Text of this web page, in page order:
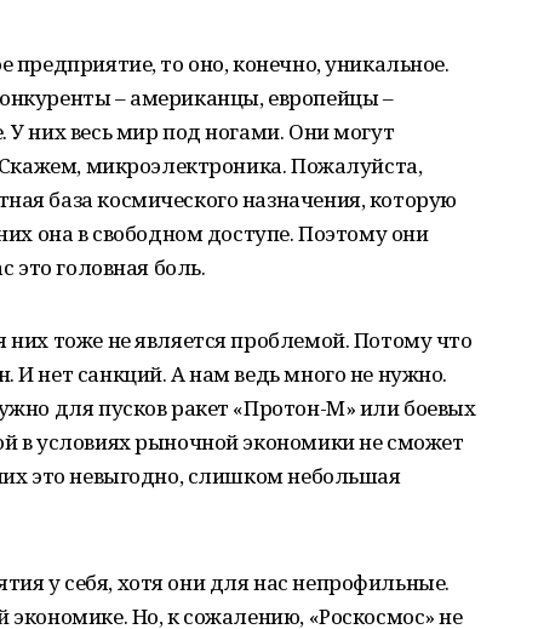
предприятие, то оно, конечно, уникальное.
– американцы, европейцы –
них весь мир под ногами. Они могут
микроэлектроника. Пожалуйста,
база космического назначения, которую
она в свободном доступе. Поэтому они
это головная боль.
тоже не является проблемой. Потому что
нет санкций. А нам ведь много не нужно.
для пусков ракет «Протон-М» или боевых
в условиях рыночной экономики не сможет
это невыгодно, слишком небольшая
у себя, хотя они для нас непрофильные.
Но, к сожалению, «Роскосмос» не